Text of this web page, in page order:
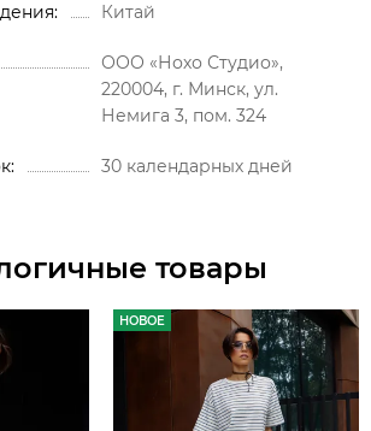
Китай
ООО «Нохо Студио»,
220004, г. Минск, ул.
Немига 3, пом. 324
30 календарных дней
товары
НОВОЕ